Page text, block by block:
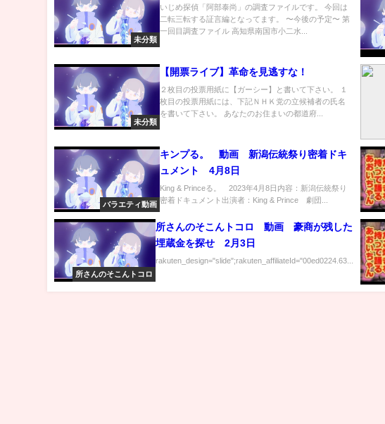
未分類
いじめ探偵「阿部泰尚」の調査ファイルです。 今回は
二転三転する証言編となってます。 〜今後の予定〜 第
一回目調査ファイル 高知県南国市小二水...
未分類
【開票ライブ】革命を見逃すな！
２枚目の投票用紙に【ガーシー】と書いて下さい。 １
枚目の投票用紙には、下記ＮＨＫ党の立候補者の氏名
を書いて下さい。 あなたのお住まいの都道府...
バラエティ動画
キンプる。 動画 新潟伝統祭り密着ドキ
ュメント 4月8日
King & Princeる。 2023年4月8日内容：新潟伝統祭り
密着ドキュメント出演者：King & Prince 劇団...
所さんのそこんトコロ
所さんのそこんトコロ 動画 豪商が残した
埋蔵金を探せ 2月3日
rakuten_design="slide";rakuten_affiliateId="00ed0224.63...